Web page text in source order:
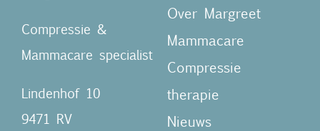
Compressie &
Mammacare specialist
Lindenhof 10
9471 RV
Over Margreet
Mammacare
Compressie
therapie
Nieuws